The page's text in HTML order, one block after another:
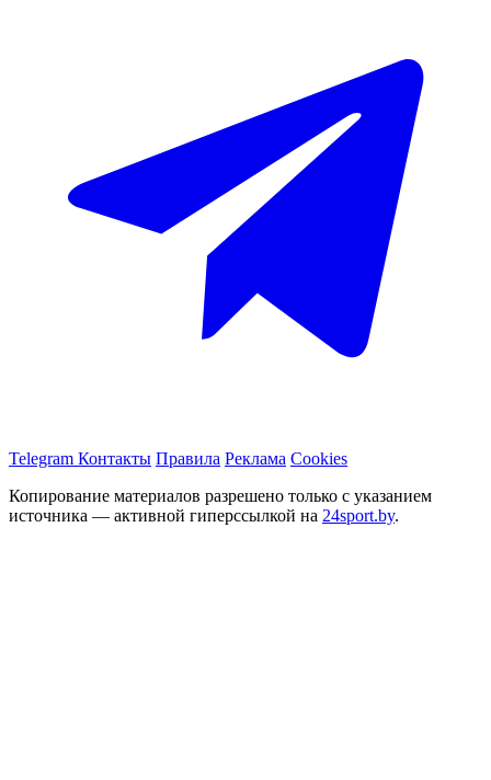
Telegram Контакты Правила Реклама Cookies
Копирование материалов разрешено только с указанием
источника — активной гиперссылкой на 24sport.by.